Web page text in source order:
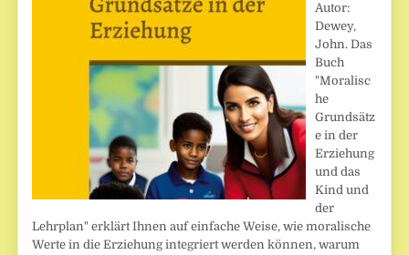
Autor:
Dewey,
John. Das
Buch
"Moralisc
he
Grundsätz
e in der
Erziehung
und das
Kind und
der
Lehrplan" erklärt Ihnen auf einfache Weise, wie moralische
Werte in die Erziehung integriert werden können, warum